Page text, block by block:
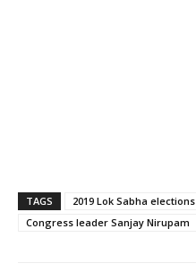
TAGS
2019 Lok Sabha elections
Congress leader Sanjay Nirupam